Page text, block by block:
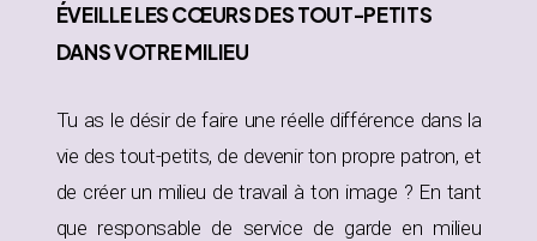
ÉVEILLELES CŒURS DES TOUT-PETITS
DANSVOTRE MILIEU
Tu as le désir de faire une réelle différence dans la
vie des tout-petits, de devenir ton propre patron, et
de créer un milieu de travail à ton image ? En tant
que responsable de service de garde en milieu